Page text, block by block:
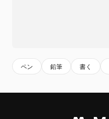
ペン 鉛筆 書く